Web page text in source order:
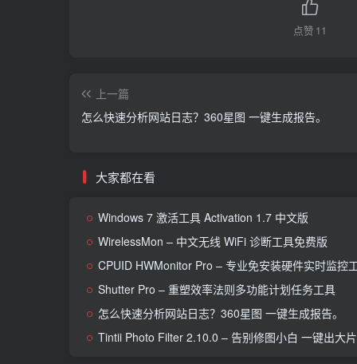
点赞 11
上一篇
怎么快速分析网站日志？360星图 一键生成报告。
大家都在看
Windows 7 激活工具 Activation 1.7 中文版
WirelessMon – 中文无线 WiFi 诊断工具免费版
CPUID HWMonitor Pro – 专业免安装硬件实时监控
Shutter Pro – 重塑效率法则多功能计划任务工具
怎么快速分析网站日志？360星图 一键生成报告。
Tintii Photo Filter 2.10.0 – 告别修图小白 一键出大